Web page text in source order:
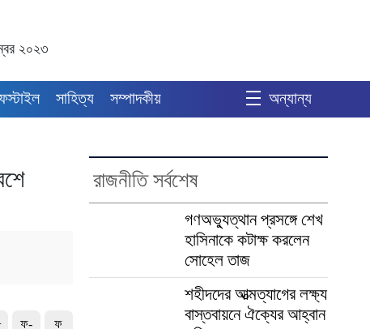
২০২৩
সাহিত্য সম্পাদকীয় অন্যান্য
ফ- ফ
রাজনীতি সর্বশেষ
গণঅভ্যুত্থান প্রসঙ্গে শেখ
হাসিনাকে কটাক্ষ করলেন
সোহেল তাজ
শহীদদের আত্মত্যাগের লক্ষ্য
বাস্তবায়নে ঐক্যের আহ্বান